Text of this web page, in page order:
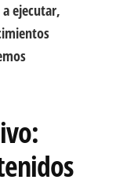
ejecutar,